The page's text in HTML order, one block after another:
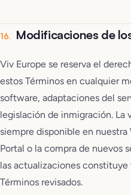
16. Modificaciones de
Viv Europe se reserva el
estos Términos en cualquier
software, adaptaciones del
legislación de inmigración. La
siempre disponible en
Portal o la compra de nuevos
las actualizaciones
Términos revisados.